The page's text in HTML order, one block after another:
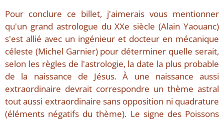
Pour conclure ce billet, j'aimerais vous mentionner
qu'un grand astrologue du XXe siècle (Alain Yaouanc)
s'est allié avec un ingénieur et docteur en mécanique
céleste (Michel Garnier) pour déterminer quelle serait,
selon les règles de l'astrologie, la date la plus probable
de la naissance de Jésus. À une naissance aussi
extraordinaire devrait correspondre un thème astral
tout aussi extraordinaire sans opposition ni quadrature
(éléments négatifs du thème). Le signe des Poissons